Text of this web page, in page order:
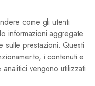
come gli utenti
informazioni aggregate
sulle prestazioni. Questi
i contenuti e
vengono utilizzati